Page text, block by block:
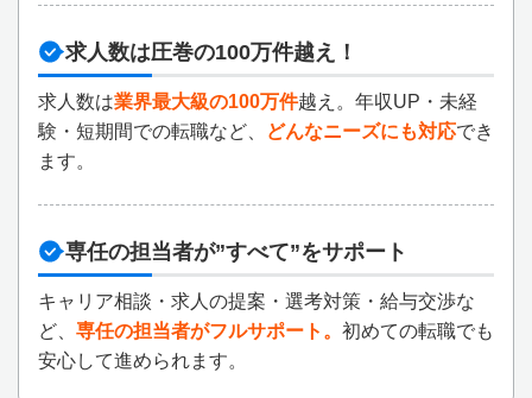
求人数は圧巻の100万件越え！
求人数は業界最大級の100万件越え。年収UP・未経
験・短期間での転職など、
どんなニーズにも対応でき
ます。
専任の担当者が”すべて”をサポート
キャリア相談・求人の提案・選考対策・給与交渉な
ど、 専任の担当者がフルサポート。 初めての転職でも
安心して進められます。